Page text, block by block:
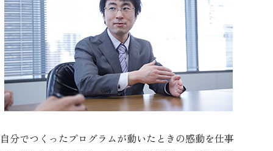
自分でつくったプログラムが動いたときの感動を仕事